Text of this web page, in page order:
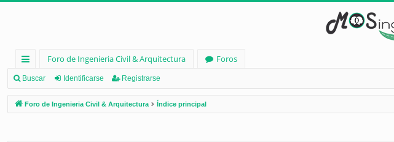
nl
ac
es
Foro de Ingenieria Civil & Arquitectura
Foros
Buscar Identificarse Registrarse
Foro de Ingenieria Civil & Arquitectura Índice principal